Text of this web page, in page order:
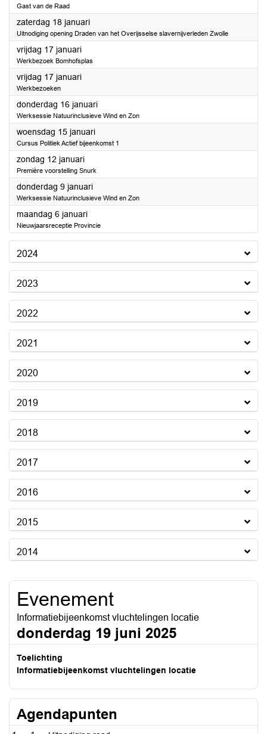
Gast van de Raad
zaterdag 18 januari2025
Uitnodiging opening Draden van het Overijsselse slavernijverleden Zwolle
vrijdag 17 januari2025
Werkbezoek Bomhofsplas
vrijdag 17 januari2025
Werkbezoeken
donderdag 16 januari2025
Werksessie Natuurinclusieve Wind en Zon
woensdag 15 januari2025
Cursus Politiek Actief bijeenkomst 1
zondag 12 januari2025
Première voorstelling Snurk
donderdag 9 januari2025
Werksessie Natuurinclusieve Wind en Zon
maandag 6 januari2025
Nieuwjaarsreceptie Provincie
2024
2023
2022
2021
2020
2019
2018
2017
2016
2015
2014
Evenement
Informatiebijeenkomst vluchtelingen locatie
donderdag 19 juni 2025
Toelichting
Informatiebijeenkomst vluchtelingen locatie
Agendapunten